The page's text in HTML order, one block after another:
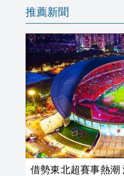
推薦新聞
借勢東北超賽事熱潮